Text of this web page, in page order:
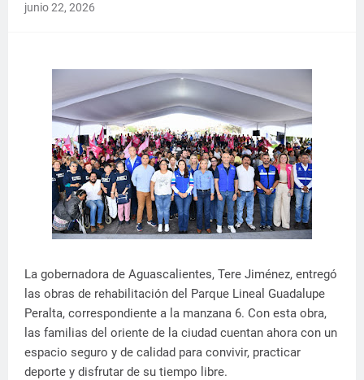
junio 22, 2026
La gobernadora de Aguascalientes, Tere Jiménez, entregó
las obras de rehabilitación del Parque Lineal Guadalupe
Peralta, correspondiente a la manzana 6. Con esta obra,
las familias del oriente de la ciudad cuentan ahora con un
espacio seguro y de calidad para convivir, practicar
deporte y disfrutar de su tiempo libre.